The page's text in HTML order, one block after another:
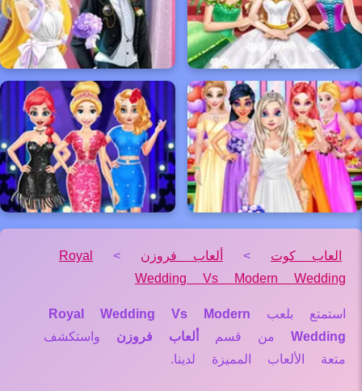
العاب كوت > ألعاب فروزن >
Royal
Wedding Vs Modern Wedding
استمتع بلعب Royal Wedding Vs Modern
Wedding من قسم ألعاب فروزن واستكشف
متعة الألعاب المميزة لدينا.